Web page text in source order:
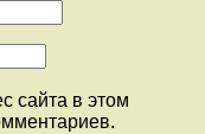
сайта в этом